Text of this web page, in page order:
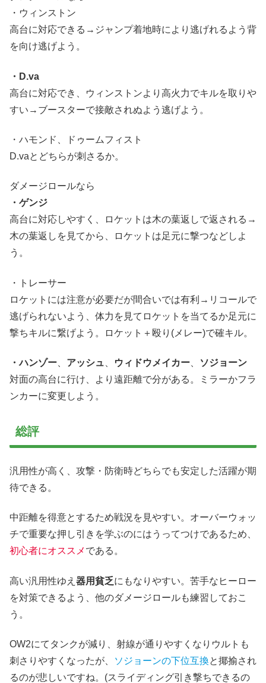
・ウィンストン
高台に対応できる→ジャンプ着地時により逃げれるよう背
を向け逃げよう。
・D.va
高台に対応でき、ウィンストンより高火力でキルを取りや
すい→ブースターで接敵されぬよう逃げよう。
・ハモンド、ドゥームフィスト
D.vaとどちらが刺さるか。
ダメージロールなら
・ゲンジ
高台に対応しやすく、ロケットは木の葉返しで返される→
木の葉返しを見てから、ロケットは足元に撃つなどしよ
う。
・トレーサー
ロケットには注意が必要だが間合いでは有利→リコールで
逃げられないよう、体力を見てロケットを当てるか足元に
撃ちキルに繋げよう。ロケット＋殴り(メレー)で確キル。
・ハンゾー アッシュ ウィドウメイカー
ソジョーン
対面の高台に行け、より遠距離で分がある。ミラーかフラ
ンカーに変更しよう。
総評
汎用性が高く、攻撃・防衛時どちらでも安定した活躍が期
待できる。
中距離を得意とするため戦況を見やすい。オーバーウォッ
チで重要な押し引きを学ぶのにはうってつけであるため、
初心者にオススメ である。
高い汎用性ゆえ 器用貧乏にもなりやすい。苦手なヒーロー
を対策できるよう、他のダメージロールも練習しておこ
う。
OW2にてタンクが減り、射線が通りやすくなりウルトも
刺さりやすくなったが、
ソジョーンの下位互換と揶揄され
るのが悲しいですね。(スライディング引き撃ちできるの